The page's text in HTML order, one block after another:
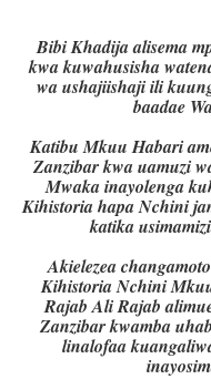
Bibi Khadija alisema
kwa kuwahusisha
wa ushajiishaji ili
baadae
Katibu Mkuu Habari
Zanzibar kwa uamuzi
Mwaka inayolenga
Kihistoria hapa Nchini
katika
Akielezea
Kihistoria Nchini
Rajab Ali Rajab
Zanzibar kwamba
linalofaa